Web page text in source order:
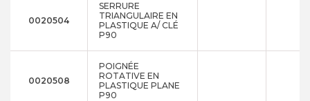
0020504
SERRURE
TRIANGULAIRE EN
PLASTIQUE A/ CLÉ
P90
0020508
POIGNÉE
ROTATIVE EN
PLASTIQUE PLANE
P90